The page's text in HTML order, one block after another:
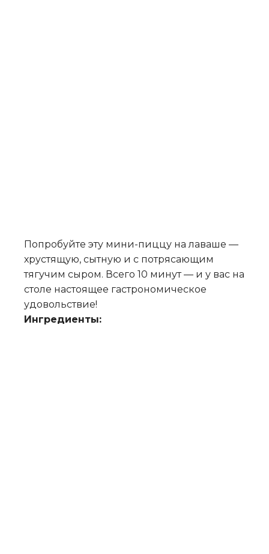
Попробуйте эту мини-пиццу на лаваше —
хрустящую, сытную и с потрясающим
тягучим сыром. Всего 10 минут — и у вас на
столе настоящее гастрономическое
удовольствие!
Ингредиенты: